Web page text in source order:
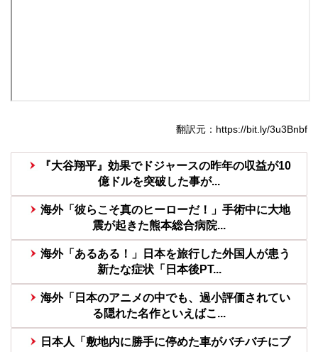
翻訳元：https://bit.ly/3u3Bnbf
『大谷翔平』効果でドジャースの昨年の収益が10
億ドルを突破した事が...
海外「彼らこそ真のヒーローだ！」手術中に大地
震が起きた熊本総合病院...
海外「あるある！」日本を旅行した外国人が患う
新たな症状「日本後PT...
海外「日本のアニメの中でも、過小評価されてい
る隠れた名作といえばこ...
日本人「敷地内に勝手に停めた車がバチバチにブ